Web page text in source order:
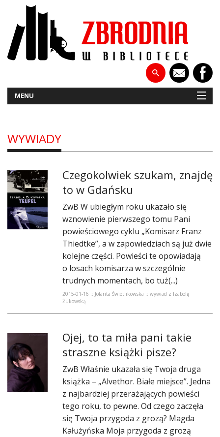
MENU
NOWOŚCI
WYWIADY
RECENZJE
DO CZYTANIA
NA EKRANIE
WYWIADY
Czegokolwiek szukam, znajdę
to w Gdańsku
ZwB W ubiegłym roku ukazało się
wznowienie pierwszego tomu Pani
powieściowego cyklu „Komisarz Franz
Thiedtke”, a w zapowiedziach są już dwie
kolejne części. Powieści te opowiadają
o losach komisarza w szczególnie
trudnych momentach, bo tuż(...)
2015-01-16 :: Jolanta Świetlikowska :: wywiad z Izabelą
Żukowską
Ojej, to ta miła pani takie
straszne książki pisze?
ZwB Właśnie ukazała się Twoja druga
książka – „Alvethor. Białe miejsce”. Jedna
z najbardziej przerażających powieści
tego roku, to pewne. Od czego zaczęła
się Twoja przygoda z grozą? Magda
Kałużyńska Moja przygoda z grozą